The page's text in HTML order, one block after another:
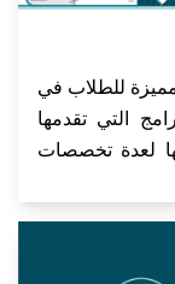
الخريجين
الموظفون
الزائـرون
للطلاب في
التي تقدمها
لعدة تخصصات